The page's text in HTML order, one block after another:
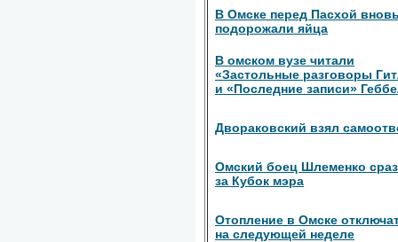
В Омске перед Пасхой
подорожали яйца
В омском вузе читали
«Застольные разговоры
и «Последние записи»
Двораковский взял
Омский боец Шлеменко
за Кубок мэра
Отопление в Омске
на следующей неделе